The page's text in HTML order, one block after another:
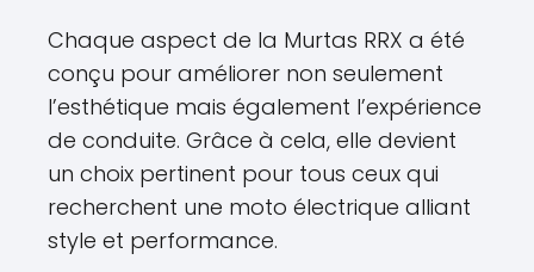
Chaque aspect de la Murtas RRX a été
conçu pour améliorer non seulement
l’esthétique mais également l’expérience
de conduite. Grâce à cela, elle devient
un choix pertinent pour tous ceux qui
recherchent une moto électrique alliant
style et performance.